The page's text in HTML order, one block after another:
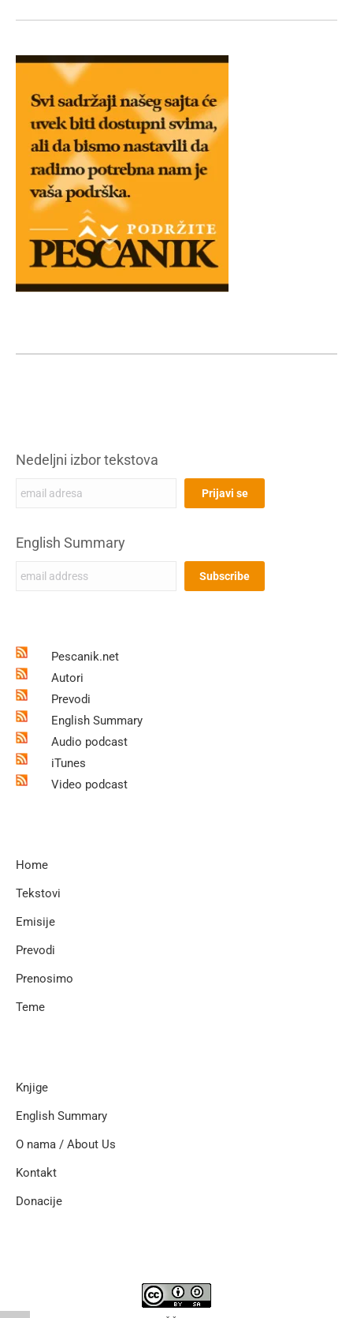
Nedeljni izbor tekstova
English Summary
Pescanik.net
Autori
Prevodi
English Summary
Audio podcast
iTunes
Video podcast
Home
Tekstovi
Emisije
Prevodi
Prenosimo
Teme
Knjige
English Summary
O nama / About Us
Kontakt
Donacije